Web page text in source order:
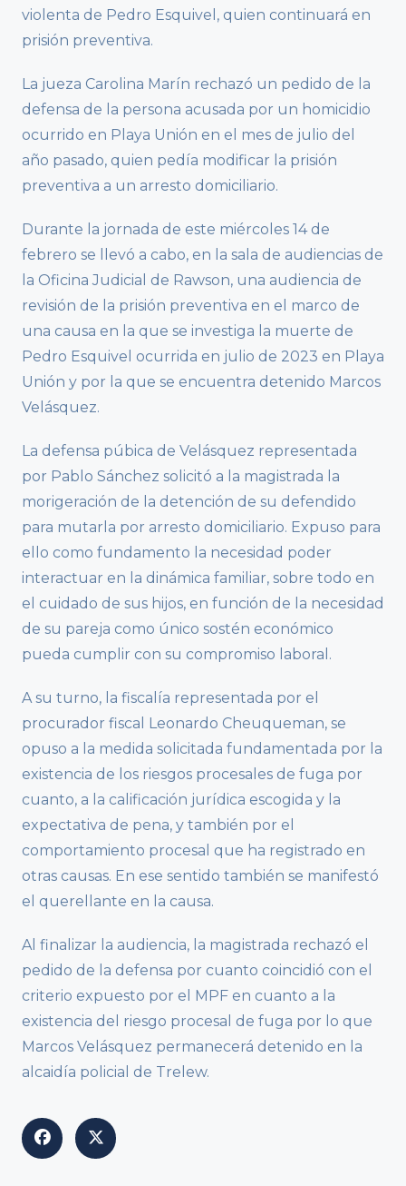
violenta de Pedro Esquivel, quien continuará en
prisión preventiva.
La jueza Carolina Marín rechazó un pedido de la
defensa de la persona acusada por un homicidio
ocurrido en Playa Unión en el mes de julio del
año pasado, quien pedía modificar la prisión
preventiva a un arresto domiciliario.
Durante la jornada de este miércoles 14 de
febrero se llevó a cabo, en la sala de audiencias de
la Oficina Judicial de Rawson, una audiencia de
revisión de la prisión preventiva en el marco de
una causa en la que se investiga la muerte de
Pedro Esquivel ocurrida en julio de 2023 en Playa
Unión y por la que se encuentra detenido Marcos
Velásquez.
La defensa púbica de Velásquez representada
por Pablo Sánchez solicitó a la magistrada la
morigeración de la detención de su defendido
para mutarla por arresto domiciliario. Expuso para
ello como fundamento la necesidad poder
interactuar en la dinámica familiar, sobre todo en
el cuidado de sus hijos, en función de la necesidad
de su pareja como único sostén económico
pueda cumplir con su compromiso laboral.
A su turno, la fiscalía representada por el
procurador fiscal Leonardo Cheuqueman, se
opuso a la medida solicitada fundamentada por la
existencia de los riesgos procesales de fuga por
cuanto, a la calificación jurídica escogida y la
expectativa de pena, y también por el
comportamiento procesal que ha registrado en
otras causas. En ese sentido también se manifestó
el querellante en la causa.
Al finalizar la audiencia, la magistrada rechazó el
pedido de la defensa por cuanto coincidió con el
criterio expuesto por el MPF en cuanto a la
existencia del riesgo procesal de fuga por lo que
Marcos Velásquez permanecerá detenido en la
alcaidía policial de Trelew.